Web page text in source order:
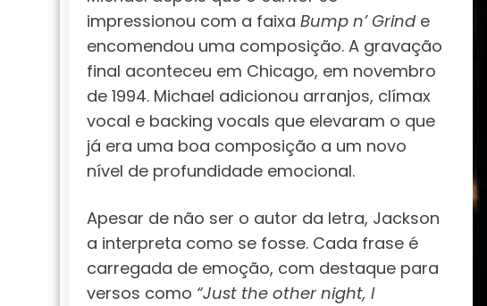
impressionou com a faixa Bump n’ Grinde
encomendou uma composição. A gravação
final aconteceu em Chicago, em novembro
de 1994. Michael adicionou arranjos, clímax
vocal e backing vocals que elevaram o que
já era uma boa composição a um novo
nível de profundidade emocional.
Apesar de não ser o autor da letra, Jackson
a interpreta como se fosse. Cada frase é
carregada de emoção, com destaque para
versos como “Just the other night, I